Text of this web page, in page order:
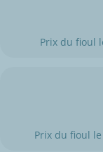
Prix du fioul
Prix du fioul